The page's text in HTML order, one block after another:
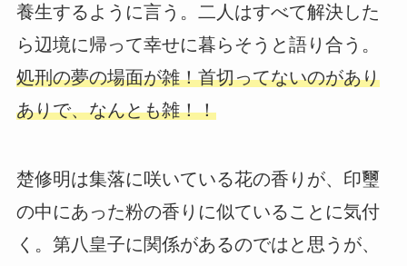
養生するように言う。二人はすべて解決した
ら辺境に帰って幸せに暮らそうと語り合う。
処刑の夢の場面が雑！首切ってないのがあり
ありで、なんとも雑！！
楚修明は集落に咲いている花の香りが、印璽
の中にあった粉の香りに似ていることに気付
く。第八皇子に関係があるのではと思うが、